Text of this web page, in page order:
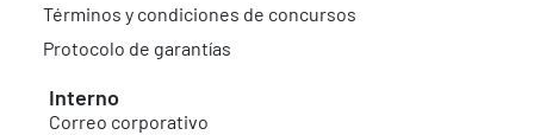
Términos y condiciones de concursos
Protocolo de garantías
Interno
Correo corporativo